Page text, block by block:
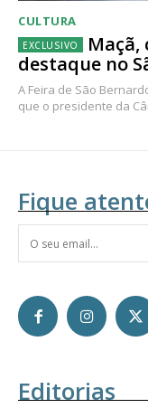
CULTURA
destaque no
A Feira de São
que o presidente da
Fique
Editorias